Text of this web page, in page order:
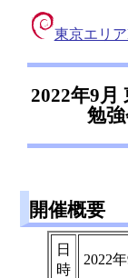
東京エリ
2022年9月
勉
開催概要
日
時
2022